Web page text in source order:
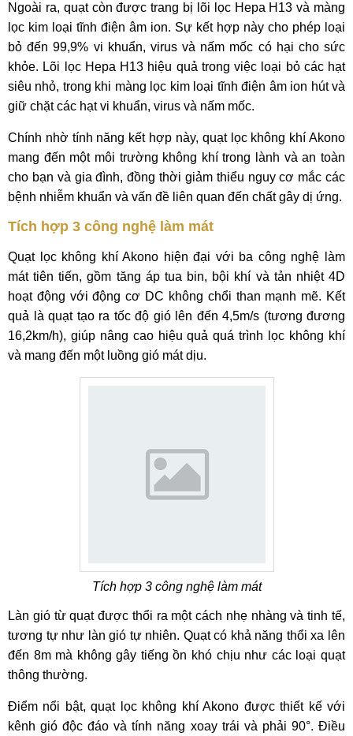
Ngoài ra, quạt còn được trang bị lõi lọc Hepa H13 và màng
lọc kim loại tĩnh điện âm ion. Sự kết hợp này cho phép loại
bỏ đến 99,9% vi khuẩn, virus và nấm mốc có hại cho sức
khỏe. Lõi lọc Hepa H13 hiệu quả trong việc loại bỏ các hạt
siêu nhỏ, trong khi màng lọc kim loại tĩnh điện âm ion hút và
giữ chặt các hạt vi khuẩn, virus và nấm mốc.
Chính nhờ tính năng kết hợp này, quạt lọc không khí Akono
mang đến một môi trường không khí trong lành và an toàn
cho bạn và gia đình, đồng thời giảm thiểu nguy cơ mắc các
bệnh nhiễm khuẩn và vấn đề liên quan đến chất gây dị ứng.
Tích hợp 3 công nghệ làm mát
Quạt lọc không khí Akono hiện đại với ba công nghệ làm
mát tiên tiến, gồm tăng áp tua bin, bội khí và tản nhiệt 4D
hoạt động với động cơ DC không chổi than mạnh mẽ. Kết
quả là quạt tạo ra tốc độ gió lên đến 4,5m/s (tương đương
16,2km/h), giúp nâng cao hiệu quả quá trình lọc không khí
và mang đến một luồng gió mát dịu.
Tích hợp 3 công nghệ làm mát
Làn gió từ quạt được thổi ra một cách nhẹ nhàng và tinh tế,
tương tự như làn gió tự nhiên. Quạt có khả năng thổi xa lên
đến 8m mà không gây tiếng ồn khó chịu như các loại quạt
thông thường.
Điểm nổi bật, quạt lọc không khí Akono được thiết kế với
kênh gió độc đáo và tính năng xoay trái và phải 90°. Điều